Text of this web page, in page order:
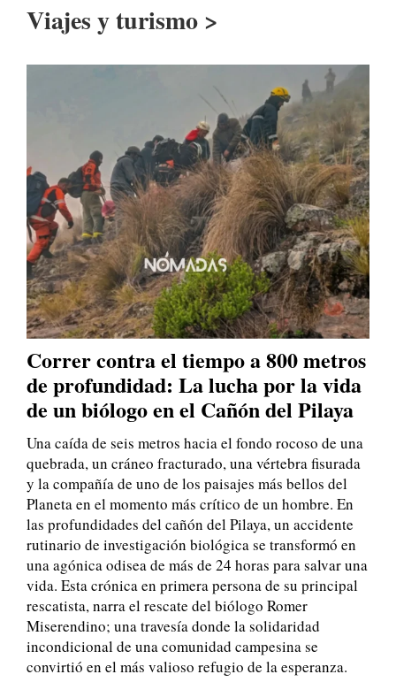
Viajes y turismo >
Correr contra el tiempo a 800 metros
de profundidad: La lucha por la vida
de un biólogo en el Cañón del Pilaya
Una caída de seis metros hacia el fondo rocoso de una
quebrada, un cráneo fracturado, una vértebra fisurada
y la compañía de uno de los paisajes más bellos del
Planeta en el momento más crítico de un hombre. En
las profundidades del cañón del Pilaya, un accidente
rutinario de investigación biológica se transformó en
una agónica odisea de más de 24 horas para salvar una
vida. Esta crónica en primera persona de su principal
rescatista, narra el rescate del biólogo Romer
Miserendino; una travesía donde la solidaridad
incondicional de una comunidad campesina se
convirtió en el más valioso refugio de la esperanza.